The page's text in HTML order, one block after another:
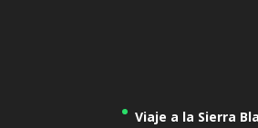
Viaje a la Sierra